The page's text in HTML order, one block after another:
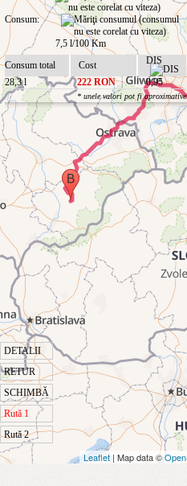
DETALII
RETUR
SCHIMBĂ
Rută 1
Rută 2
Consum:
7,5 l/100 Km
Consum total
Cost
DIS
28,3 l
222 RON 0,95
* unele valori pot fi aproximative